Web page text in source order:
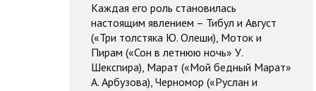
Каждая его роль становилась
настоящим явлением – Тибул и Август
(«Три толстяка Ю. Олеши), Моток и
Пирам («Сон в летнюю ночь» У.
Шекспира), Марат («Мой бедный Марат»
А. Арбузова), Черномор («Руслан и